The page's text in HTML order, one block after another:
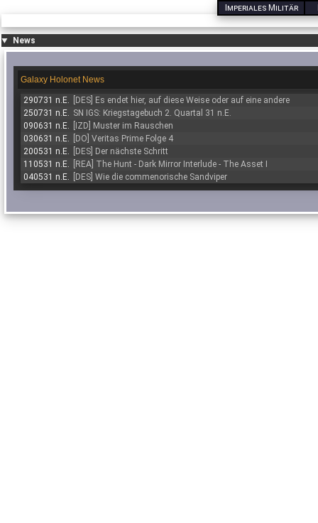
Imperiales Militär
News
Galaxy Holonet News
290731 n.E.
[DES] Es endet hier, auf diese Weise oder auf eine andere
250731 n.E. SN IGS: Kriegstagebuch 2. Quartal 31 n.E.
090631 n.E.
[IZD] Muster im Rauschen
030631 n.E.
[DO] Veritas Prime Folge 4
200531 n.E.
[DES] Der nächste Schritt
110531 n.E.
[REA] The Hunt - Dark Mirror Interlude - The Asset I
040531 n.E.
[DES] Wie die commenorische Sandviper